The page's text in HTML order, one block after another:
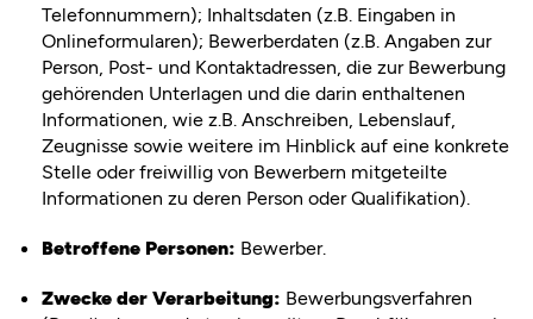
Telefonnummern); Inhaltsdaten (z.B. Eingaben in
Onlineformularen); Bewerberdaten (z.B. Angaben zur
Person, Post- und Kontaktadressen, die zur Bewerbung
gehörenden Unterlagen und die darin enthaltenen
Informationen, wie z.B. Anschreiben, Lebenslauf,
Zeugnisse sowie weitere im Hinblick auf eine konkrete
Stelle oder freiwillig von Bewerbern mitgeteilte
Informationen zu deren Person oder Qualifikation).
Betroffene Personen: Bewerber.
Zwecke der Verarbeitung: Bewerbungsverfahren